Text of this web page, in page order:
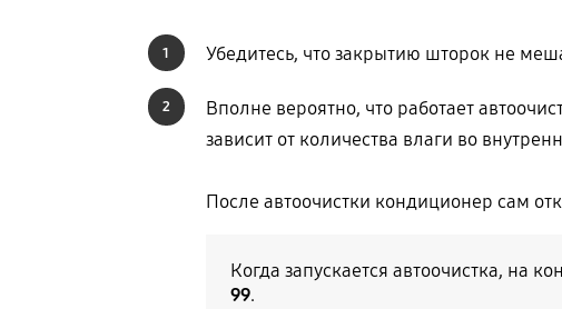
1 Убедитесь, что закрытию шторок не
2
Вполне вероятно, что работает
зависит от количества влаги во
После автоочистки кондиционер сам
Когда запускается автоочистка, на
99.